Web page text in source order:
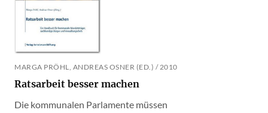
MARGA PRÖHL, ANDREAS OSNER (ED.) / 2010
Ratsarbeit besser machen
Die kommunalen Parlamente müssen